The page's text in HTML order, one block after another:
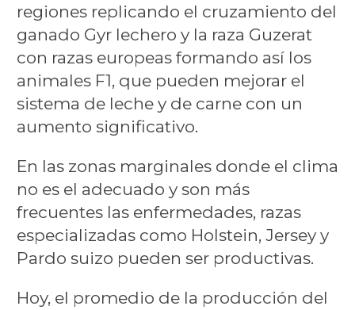
regiones replicando el cruzamiento del
ganado Gyr lechero y la raza Guzerat
con razas europeas formando así los
animales F1, que pueden mejorar el
sistema de leche y de carne con un
aumento significativo.
En las zonas marginales donde el clima
no es el adecuado y son más
frecuentes las enfermedades, razas
especializadas como Holstein, Jersey y
Pardo suizo pueden ser productivas.
Hoy, el promedio de la producción del